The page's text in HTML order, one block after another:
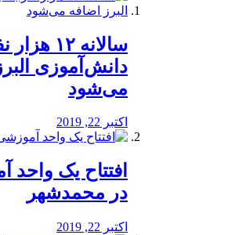
️سالانه
دانش‌آموزی
می‌شود
اکتبر 22, 2019
افتتاح یک
در محمدشهر
اکتبر 22, 2019